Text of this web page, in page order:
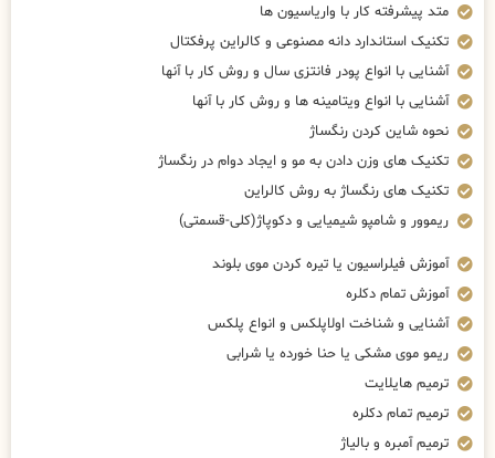
متد پیشرفته کار با واریاسیون ها
تکنیک استاندارد دانه مصنوعی و کالراین پرفکتال
آشنایی با انواع پودر فانتزی سال و روش کار با آنها
آشنایی با انواع ویتامینه ها و روش کار با آنها
نحوه شاین کردن رنگساژ
تکنیک های وزن دادن به مو و ایجاد دوام در رنگساژ
تکنیک های رنگساژ به روش کالراین
ریموور و شامپو شیمیایی و دکوپاژ(کلی-قسمتی)
آموزش فیلراسیون یا تیره کردن موی بلوند
آموزش تمام دکلره
آشنایی و شناخت اولاپلکس و انواع پلکس
ریمو موی مشکی یا حنا خورده یا شرابی
ترمیم هایلایت
ترمیم تمام دکلره
ترمیم آمبره و بالیاژ